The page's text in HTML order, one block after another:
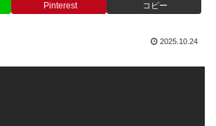
Pinterest コピー
2025.10.24